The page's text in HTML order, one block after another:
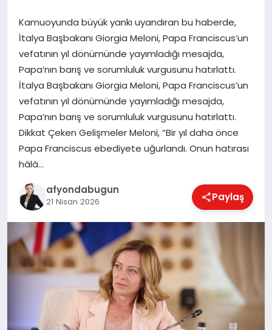
DÜNYA
EKONOMI
MAGAZIN
SAĞLIK
SIYASET
SPOR
YAŞAM
Kamuoyunda büyük yankı uyandıran bu haberde,
İtalya Başbakanı Giorgia Meloni, Papa Franciscus’un
vefatının yıl dönümünde yayımladığı mesajda,
Papa’nın barış ve sorumluluk vurgusunu hatırlattı.
İtalya Başbakanı Giorgia Meloni, Papa Franciscus’un
vefatının yıl dönümünde yayımladığı mesajda,
Papa’nın barış ve sorumluluk vurgusunu hatırlattı.
Dikkat Çeken Gelişmeler Meloni, “Bir yıl daha önce
Papa Franciscus ebediyete uğurlandı. Onun hatırası
hâlâ…
afyondabugun
21 Nisan 2026 Paylaş